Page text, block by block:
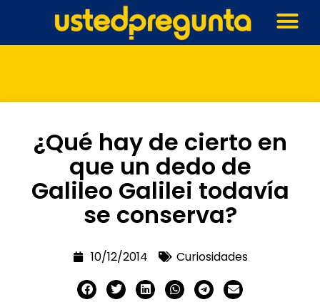
¿Qué hay de cierto en
que un dedo de
Galileo Galilei todavía
se conserva?
10/12/2014 Curiosidades